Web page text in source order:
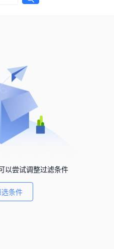
以尝试调整过滤条件
条件